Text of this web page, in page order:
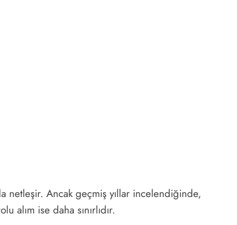
netleşir. Ancak geçmiş yıllar incelendiğinde,
alım ise daha sınırlıdır.